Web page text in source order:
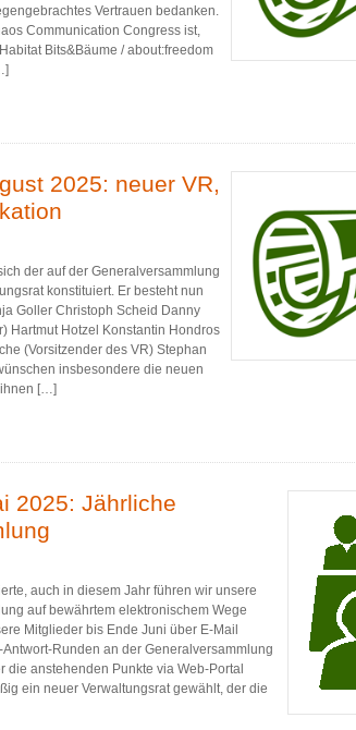
Vertrauen bedanken.
Communication Congress ist,
Bits&Bäume / about:freedom
2025: neuer VR,
der auf der Generalversammlung
konstituiert. Er besteht nun
Goller Christoph Scheid Danny
Hartmut Hotzel Konstantin Hondros
(Vorsitzender des VR) Stephan
insbesondere die neuen
ihnen […]
2025: Jährliche
auch in diesem Jahr führen wir unsere
auf bewährtem elektronischem Wege
Mitglieder bis Ende Juni über E-Mail
Runden an der Generalversammlung
die anstehenden Punkte via Web-Portal
ein neuer Verwaltungsrat gewählt, der die